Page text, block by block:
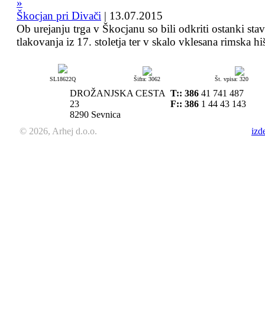
Škocjan pri Divači | 13.07.2015
Ob urejanju trga v Škocjanu so bili odkriti ostanki
tlakovanja iz 17. stoletja ter v skalo vklesana rimska
SL18622Q Šifra: 3062 Št. vpisa: 320
DROŽANJSKA CESTA
23
8290 Sevnica
T:: 386 41 741 487
F:: 386 1 44 43 143
© 2026, Arhej d.o.o.